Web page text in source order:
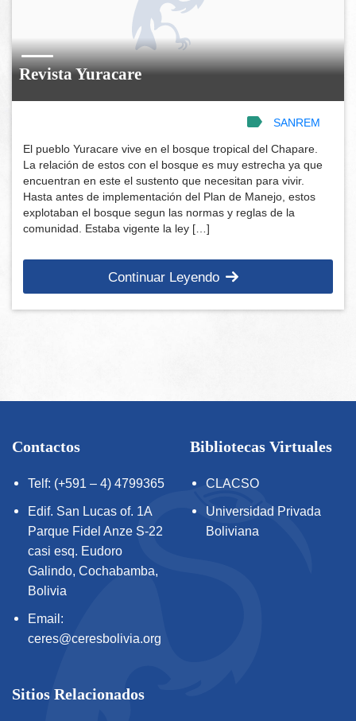
Revista Yuracare
SANREM
El pueblo Yuracare vive en el bosque tropical del Chapare.
La relación de estos con el bosque es muy estrecha ya que
encuentran en este el sustento que necesitan para vivir.
Hasta antes de implementación del Plan de Manejo, estos
explotaban el bosque segun las normas y reglas de la
comunidad. Estaba vigente la ley […]
Continuar Leyendo
Contactos
Telf: (+591 – 4) 4799365
Edif. San Lucas of. 1A
Parque Fidel Anze S-22
casi esq. Eudoro
Galindo, Cochabamba,
Bolivia
Email:
ceres@ceresbolivia.org
Bibliotecas Virtuales
CLACSO
Universidad Privada
Boliviana
Sitios Relacionados